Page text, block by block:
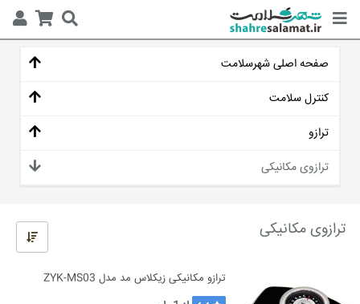
صفحه اصلی شهرسلامت
کنترل سلامت
ترازو
ترازوی مکانیکی
ترازوی مکانیکی
ترازو مکانیکی زیکلاس مد مدل ZYK-MS03